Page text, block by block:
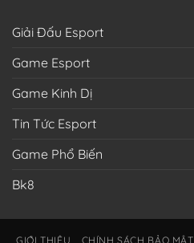
Giải Đấu Esport
Game Esport
Game Kinh Dị
Tin Tức Esport
Game Phổ Biến
Bk8
GIỚI THIỆU CHÍNH SÁCH BẢO MẬT